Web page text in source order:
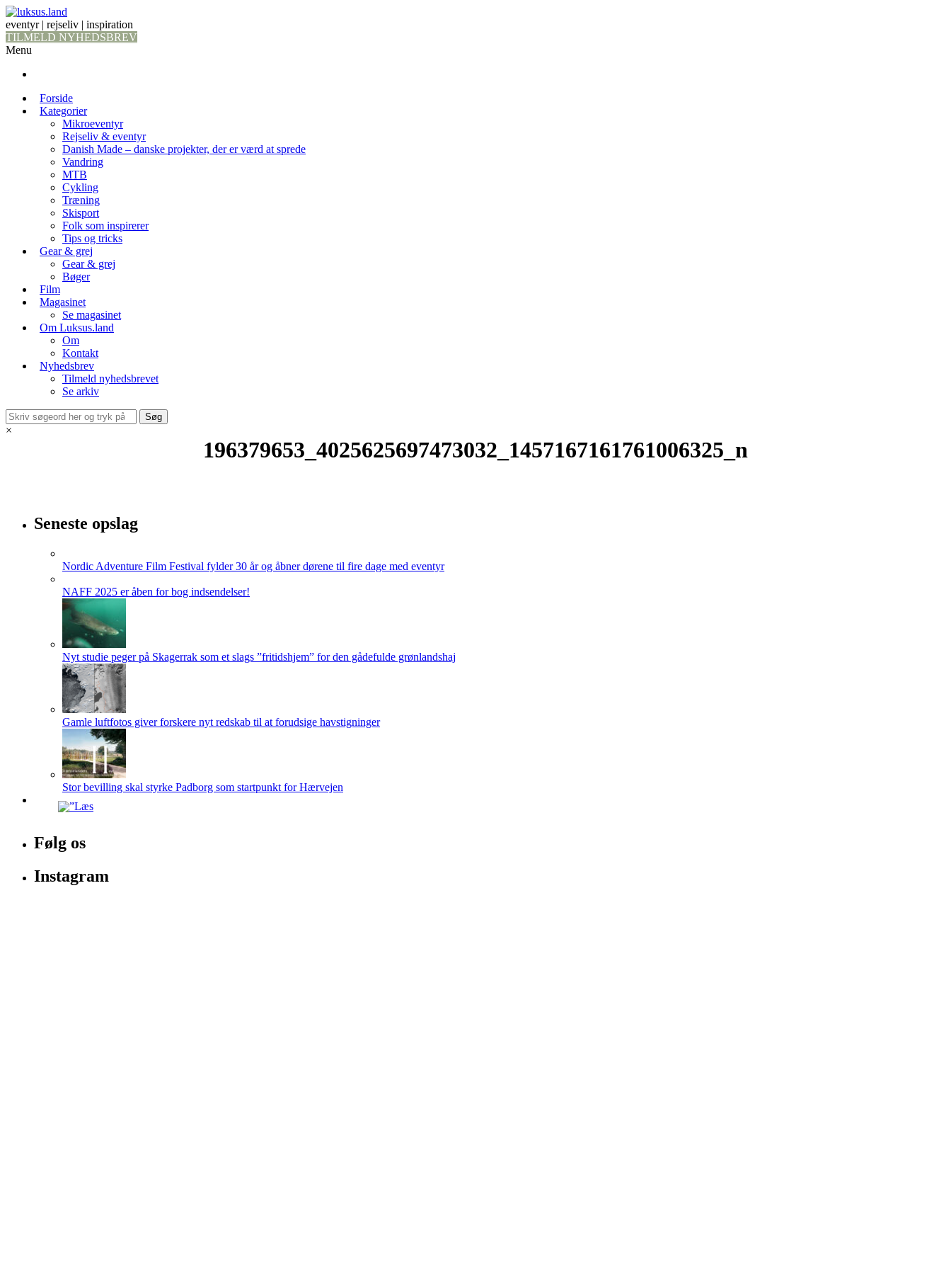
eventyr | rejseliv | inspiration
TILMELD NYHEDSBREV
Menu
Forside
Kategorier
Mikroeventyr
Rejseliv & eventyr
Danish Made – danske projekter, der er værd at sprede
Vandring
MTB
Cykling
Træning
Skisport
Folk som inspirerer
Tips og tricks
Gear & grej
Gear & grej
Bøger
Film
Magasinet
Se magasinet
Om Luksus.land
Om
Kontakt
Nyhedsbrev
Tilmeld nyhedsbrevet
Se arkiv
×
196379653_4025625697473032_1457167161761006325_n
Seneste opslag
Nordic Adventure Film Festival fylder 30 år og åbner dørene til fire dage med eventyr
NAFF 2025 er åben for bog indsendelser!
Nyt studie peger på Skagerrak som et slags ”fritidshjem” for den gådefulde grønlandshaj
Gamle luftfotos giver forskere nyt redskab til at forudsige havstigninger
Stor bevilling skal styrke Padborg som startpunkt for Hærvejen
Følg os
Instagram